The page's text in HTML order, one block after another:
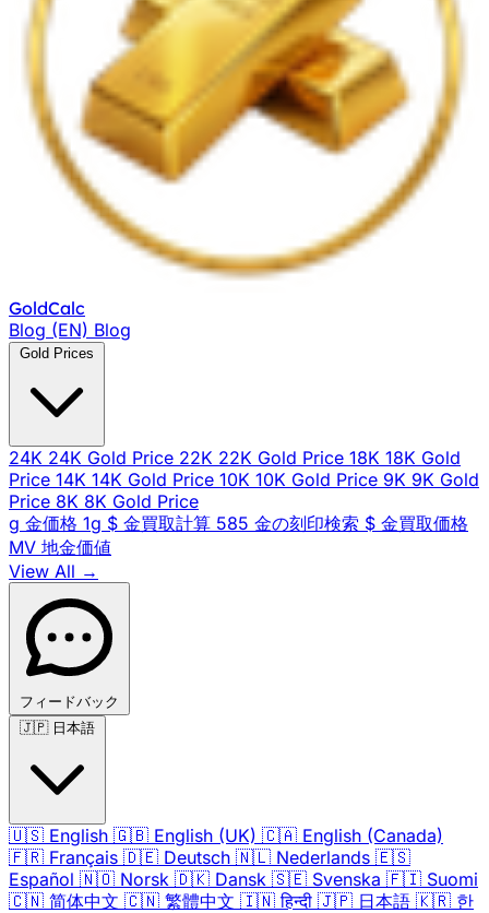
GoldCalc
Blog (EN) Blog
Gold Prices
24K 24K Gold Price 22K 22K Gold Price 18K 18K Gold
Price 14K 14K Gold Price 10K 10K Gold Price 9K 9K Gold
Price 8K 8K Gold Price
g 金価格 1g $ 金買取計算 585 金の刻印検索 $ 金買取価格
MV 地金価値
View All →
フィードバック
🇯🇵 日本語
🇺🇸 English 🇬🇧 English (UK) 🇨🇦 English (Canada)
🇫🇷 Français 🇩🇪 Deutsch 🇳🇱 Nederlands 🇪🇸
Español 🇳🇴 Norsk 🇩🇰 Dansk 🇸🇪 Svenska 🇫🇮 Suomi
🇨🇳 简体中文 🇨🇳 繁體中文 🇮🇳 हिन्दी 🇯🇵 日本語 🇰🇷 한